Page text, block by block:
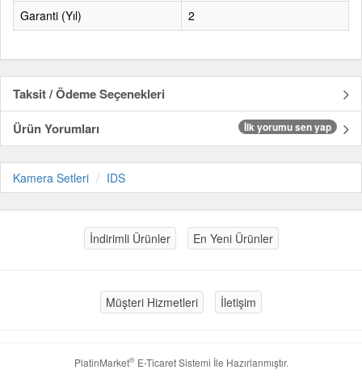
Garanti (Yıl)
2
Taksit / Ödeme Seçenekleri
Ürün Yorumları
İlk yorumu sen yap
Kamera Setleri IDS
İndirimli Ürünler En Yeni Ürünler
Müşteri Hizmetleri İletişim
PlatinMarket®E-Ticaret Sistemi İle Hazırlanmıştır.